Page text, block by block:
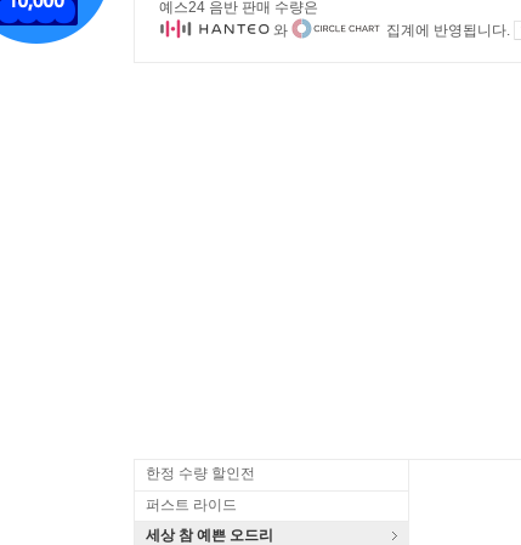
예스24 음반 판매 수량은
와
집계에 반영됩니다.
한정 수량 할인전
퍼스트 라이드
세상 참 예쁜 오드리